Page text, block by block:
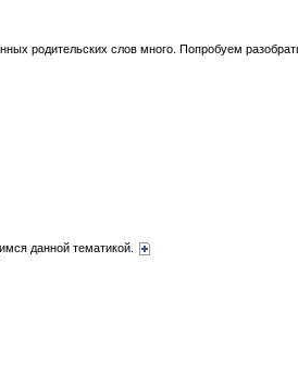
родительских слов много. Попробуем
данной тематикой.